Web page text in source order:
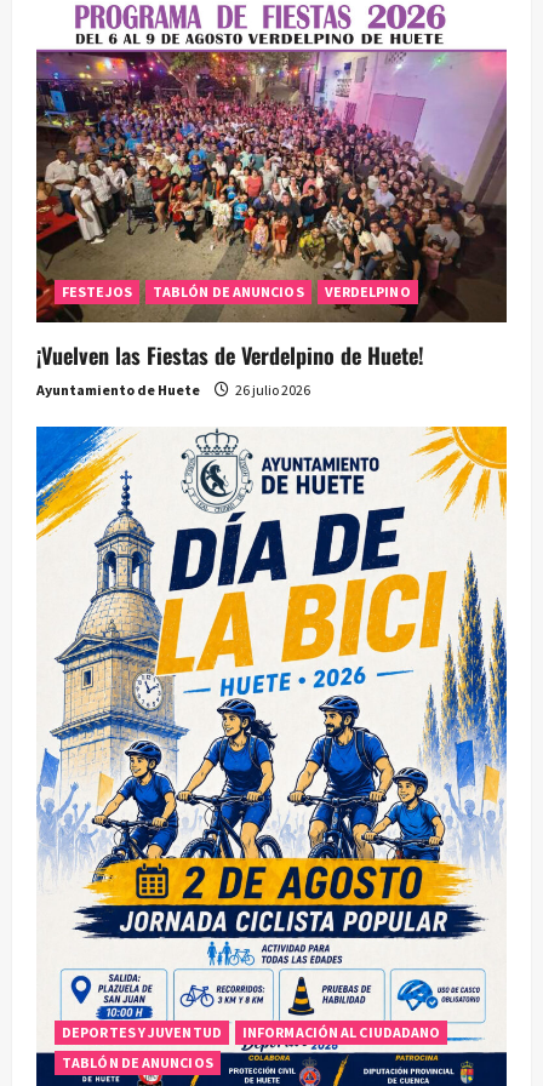
FESTEJOS TABLÓN DE ANUNCIOS VERDELPINO
¡Vuelven las Fiestas de Verdelpino de Huete!
Ayuntamiento de Huete 26 julio 2026
DEPORTES Y JUVENTUD
INFORMACIÓN AL CIUDADANO
TABLÓN DE ANUNCIOS